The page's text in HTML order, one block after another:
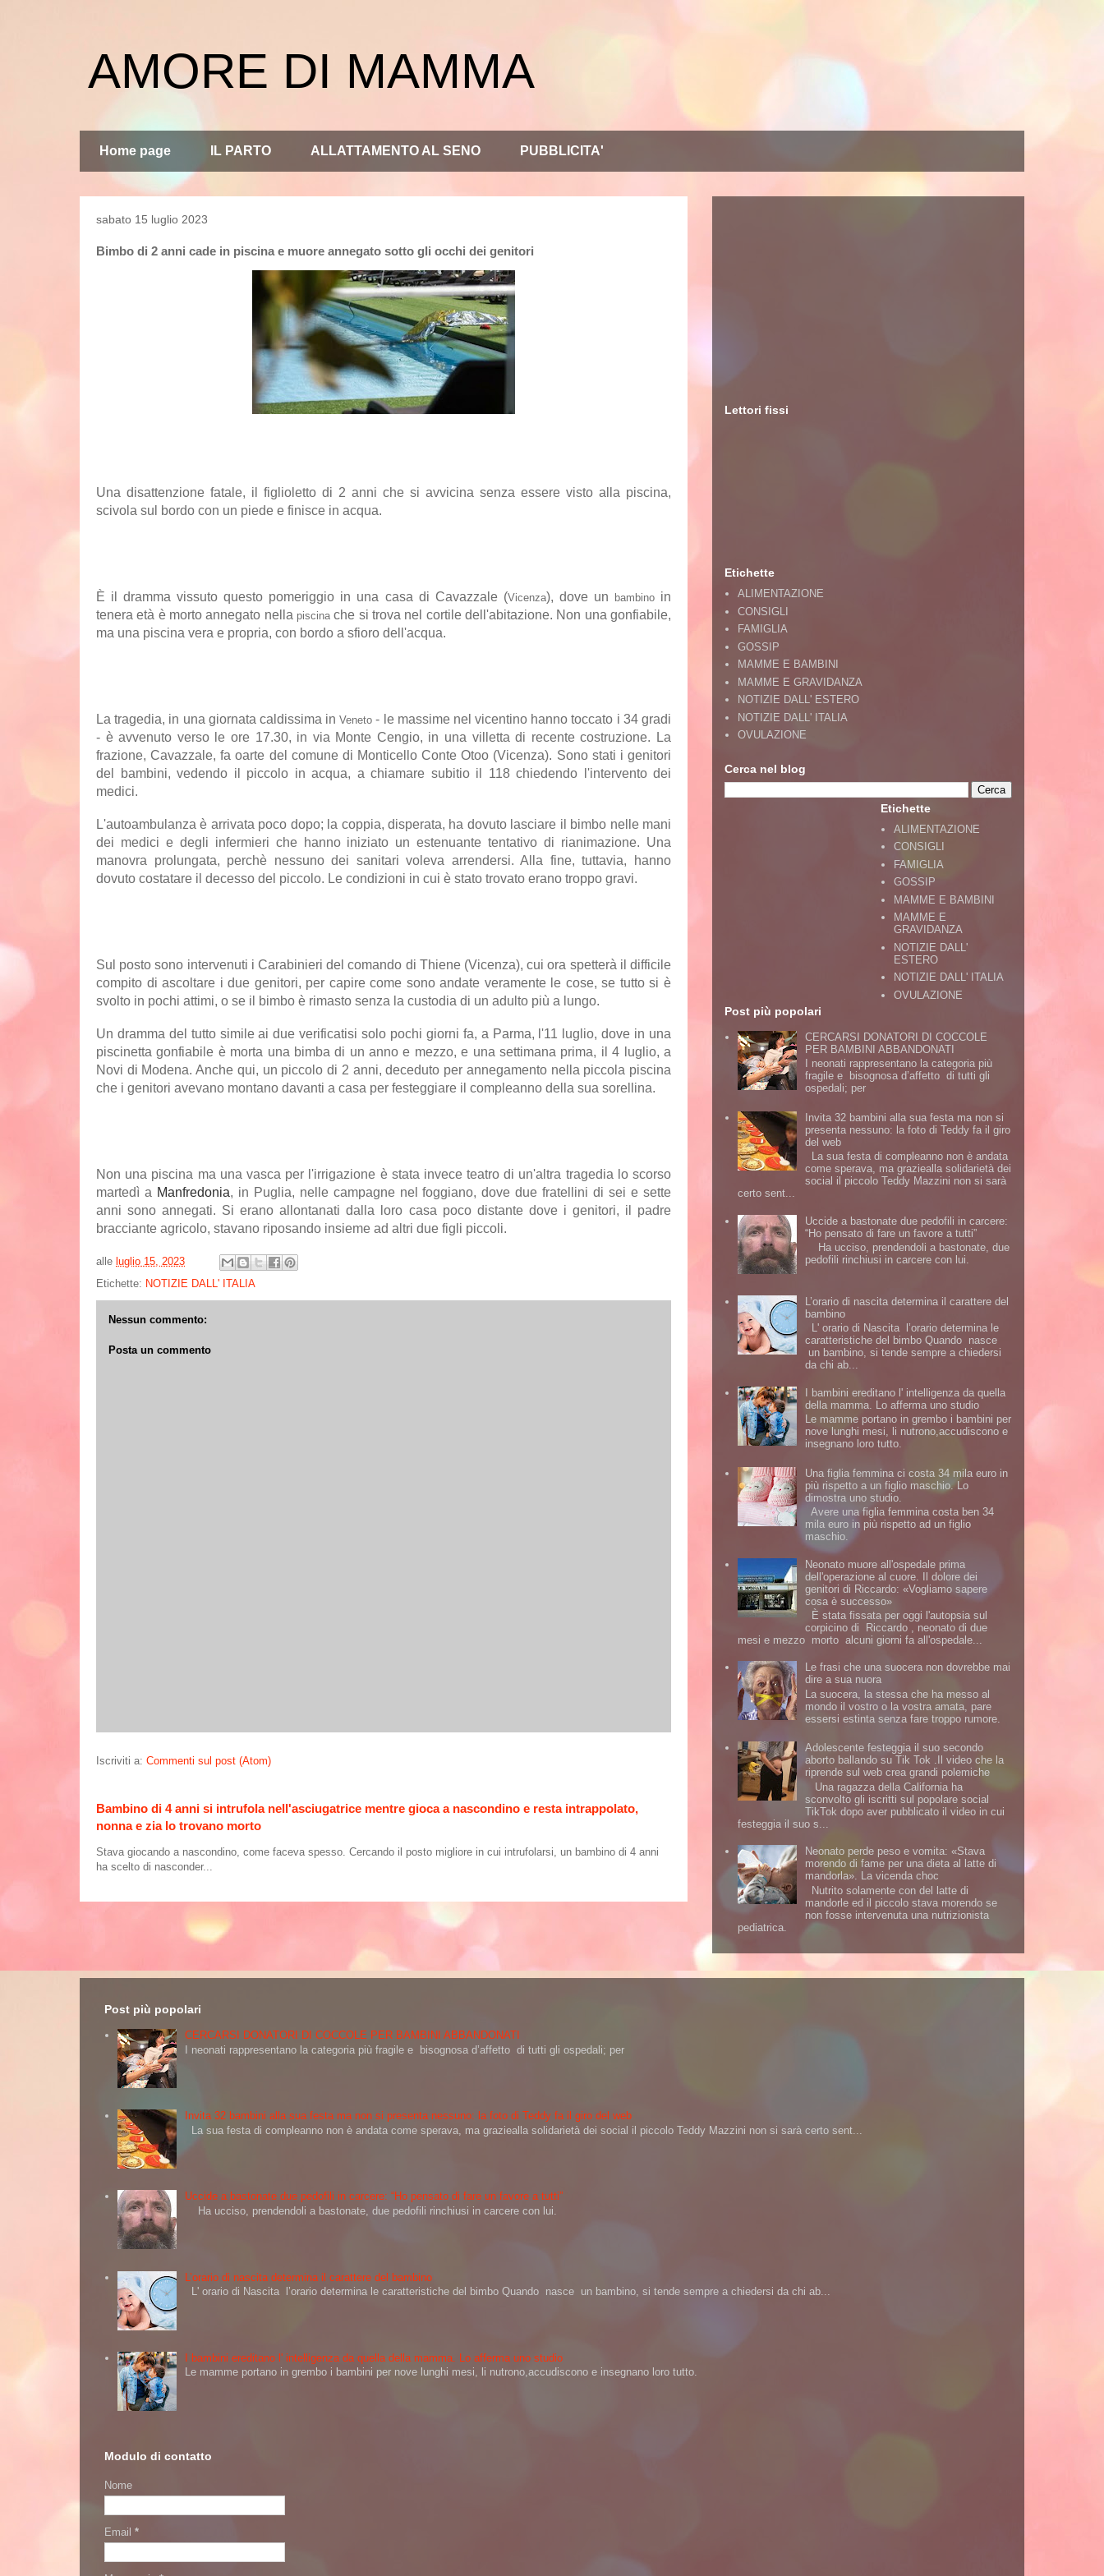
AMORE DI MAMMA
Home page IL PARTO ALLATTAMENTO AL SENO PUBBLICITA'
sabato 15 luglio 2023
Bimbo di 2 anni cade in piscina e muore annegato sotto gli occhi dei genitori
Una disattenzione fatale, il figlioletto di 2 anni che si avvicina senza essere visto alla piscina,
scivola sul bordo con un piede e finisce in acqua.
È il dramma vissuto questo pomeriggio in una casa di Cavazzale (Vicenza), dove un bambinoin
tenera età è morto annegato nella piscina che si trova nel cortile dell'abitazione. Non una gonfiabile,
ma una piscina vera e propria, con bordo a sfioro dell'acqua.
La tragedia, in una giornata caldissima inVeneto - le massime nel vicentino hanno toccato i 34 gradi
- è avvenuto verso le ore 17.30, in via Monte Cengio, in una villetta di recente costruzione. La
frazione, Cavazzale, fa oarte del comune di Monticello Conte Otoo (Vicenza). Sono stati i genitori
del bambini, vedendo il piccolo in acqua, a chiamare subitio il 118 chiedendo l'intervento dei
medici.
L'autoambulanza è arrivata poco dopo; la coppia, disperata, ha dovuto lasciare il bimbo nelle mani
dei medici e degli infermieri che hanno iniziato un estenuante tentativo di rianimazione. Una
manovra prolungata, perchè nessuno dei sanitari voleva arrendersi. Alla fine, tuttavia, hanno
dovuto costatare il decesso del piccolo. Le condizioni in cui è stato trovato erano troppo gravi.
Sul posto sono intervenuti i Carabinieri del comando di Thiene (Vicenza), cui ora spetterà il difficile
compito di ascoltare i due genitori, per capire come sono andate veramente le cose, se tutto si è
svolto in pochi attimi, o se il bimbo è rimasto senza la custodia di un adulto più a lungo.
Un dramma del tutto simile ai due verificatisi solo pochi giorni fa, a Parma, l'11 luglio, dove in una
piscinetta gonfiabile è morta una bimba di un anno e mezzo, e una settimana prima, il 4 luglio, a
Novi di Modena. Anche qui, un piccolo di 2 anni, deceduto per annegamento nella piccola piscina
che i genitori avevano montano davanti a casa per festeggiare il compleanno della sua sorellina.
Non una piscina ma una vasca per l'irrigazione è stata invece teatro di un'altra tragedia lo scorso
martedì a Manfredonia, in Puglia, nelle campagne nel foggiano, dove due fratellini di sei e sette
anni sono annegati. Si erano allontanati dalla loro casa poco distante dove i genitori, il padre
bracciante agricolo, stavano riposando insieme ad altri due figli piccoli.
alle luglio 15, 2023
Etichette: NOTIZIE DALL' ITALIA
Nessun commento:
Posta un commento
Iscriviti a: Commenti sul post (Atom)
Bambino di 4 anni si intrufola nell'asciugatrice mentre gioca a nascondino e resta intrappolato,
nonna e zia lo trovano morto
Stava giocando a nascondino, come faceva spesso. Cercando il posto migliore in cui intrufolarsi, un bambino di 4 anni
ha scelto di nasconder...
Lettori fissi
Etichette
ALIMENTAZIONE
CONSIGLI
FAMIGLIA
GOSSIP
MAMME E BAMBINI
MAMME E GRAVIDANZA
NOTIZIE DALL' ESTERO
NOTIZIE DALL' ITALIA
OVULAZIONE
Cerca nel blog
Etichette
ALIMENTAZIONE
CONSIGLI
FAMIGLIA
GOSSIP
MAMME E BAMBINI
MAMME E
GRAVIDANZA
NOTIZIE DALL'
ESTERO
NOTIZIE DALL' ITALIA
OVULAZIONE
Post più popolari
CERCARSI DONATORI DI COCCOLE
PER BAMBINI ABBANDONATI
I neonati rappresentano la categoria più
fragile e bisognosa d’affetto di tutti gli
ospedali; per
Invita 32 bambini alla sua festa ma non si
presenta nessuno: la foto di Teddy fa il giro
del web
La sua festa di compleanno non è andata
come sperava, ma graziealla solidarietà dei
social il piccolo Teddy Mazzini non si sarà
certo sent...
Uccide a bastonate due pedofili in carcere:
“Ho pensato di fare un favore a tutti”
Ha ucciso, prendendoli a bastonate, due
pedofili rinchiusi in carcere con lui.
L’orario di nascita determina il carattere del
bambino
L' orario di Nascita l’orario determina le
caratteristiche del bimbo Quando nasce
un bambino, si tende sempre a chiedersi
da chi ab...
I bambini ereditano l' intelligenza da quella
della mamma. Lo afferma uno studio
Le mamme portano in grembo i bambini per
nove lunghi mesi, li nutrono,accudiscono e
insegnano loro tutto.
Una figlia femmina ci costa 34 mila euro in
più rispetto a un figlio maschio. Lo
dimostra uno studio.
Avere una figlia femmina costa ben 34
mila euro in più rispetto ad un figlio
maschio.
Neonato muore all'ospedale prima
dell'operazione al cuore. Il dolore dei
genitori di Riccardo: «Vogliamo sapere
cosa è successo»
È stata fissata per oggi l'autopsia sul
corpicino di Riccardo , neonato di due
mesi e mezzo morto alcuni giorni fa all'ospedale...
Le frasi che una suocera non dovrebbe mai
dire a sua nuora
La suocera, la stessa che ha messo al
mondo il vostro o la vostra amata, pare
essersi estinta senza fare troppo rumore.
Adolescente festeggia il suo secondo
aborto ballando su Tik Tok .Il video che la
riprende sul web crea grandi polemiche
Una ragazza della California ha
sconvolto gli iscritti sul popolare social
TikTok dopo aver pubblicato il video in cui
festeggia il suo s...
Neonato perde peso e vomita: «Stava
morendo di fame per una dieta al latte di
mandorla». La vicenda choc
Nutrito solamente con del latte di
mandorle ed il piccolo stava morendo se
non fosse intervenuta una nutrizionista
pediatrica.
Post più popolari
CERCARSI DONATORI DI COCCOLE PER BAMBINI ABBANDONATI
I neonati rappresentano la categoria più fragile e bisognosa d’affetto di tutti gli ospedali; per
Invita 32 bambini alla sua festa ma non si presenta nessuno: la foto di Teddy fa il giro del web
La sua festa di compleanno non è andata come sperava, ma graziealla solidarietà dei social il piccolo Teddy Mazzini non si sarà certo sent...
Uccide a bastonate due pedofili in carcere: “Ho pensato di fare un favore a tutti”
Ha ucciso, prendendoli a bastonate, due pedofili rinchiusi in carcere con lui.
L’orario di nascita determina il carattere del bambino
L' orario di Nascita l’orario determina le caratteristiche del bimbo Quando nasce un bambino, si tende sempre a chiedersi da chi ab...
I bambini ereditano l' intelligenza da quella della mamma. Lo afferma uno studio
Le mamme portano in grembo i bambini per nove lunghi mesi, li nutrono,accudiscono e insegnano loro tutto.
Modulo di contatto
Nome
Email *